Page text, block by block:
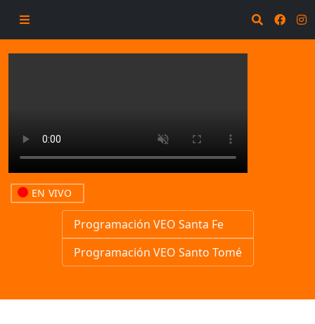
EN VIVO
Programación VEO Santa Fe
Programación VEO Santo Tomé